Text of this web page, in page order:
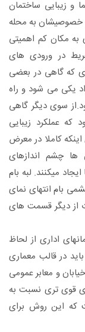
و زیبایی ساختمان
خصوصیشان به محله
به مکان کم اهمیتی
در ورودی های
که گاهی در بعضی
یکی می شود و راه
سوی دیگر گاهی
که عملکرد زیبایی
کاملا در معرض
ها چشم اندازهای
میکنند. لبه بام
بام انتهای نمای
از دیگر قسمت های
اداری از لحاظ
در قالب معماری
و معابر عمومی
قوی تری نسبت به
که این روش برای